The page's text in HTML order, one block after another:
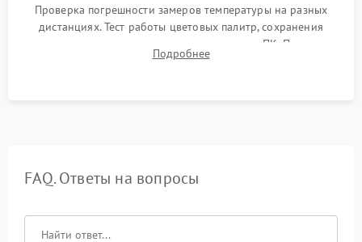
Проверка погрешности замеров температуры на разных
дистанциях. Тест работы цветовых палитр, сохранения
термограмм в память и передачи данных на ПК. Проверка
автономности работы и итоговый контроль качества.
Подробнее
FAQ. Ответы на вопросы